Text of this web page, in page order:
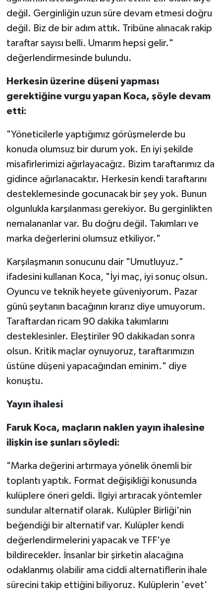
değil. Gerginliğin uzun süre devam etmesi doğru
değil. Biz de bir adım attık. Tribüne alınacak rakip
taraftar sayısı belli. Umarım hepsi gelir."
değerlendirmesinde bulundu.
Herkesin üzerine düşeni yapması
gerektiğine vurgu yapan Koca, şöyle devam
etti:
"Yöneticilerle yaptığımız görüşmelerde bu
konuda olumsuz bir durum yok. En iyi şekilde
misafirlerimizi ağırlayacağız. Bizim taraftarımız da
gidince ağırlanacaktır. Herkesin kendi taraftarını
desteklemesinde gocunacak bir şey yok. Bunun
olgunlukla karşılanması gerekiyor. Bu gerginlikten
nemalananlar var. Bu doğru değil. Takımları ve
marka değerlerini olumsuz etkiliyor."
Karşılaşmanın sonucunu dair "Umutluyuz."
ifadesini kullanan Koca, "İyi maç, iyi sonuç olsun.
Oyuncu ve teknik heyete güveniyorum. Pazar
günü şeytanın bacağının kırarız diye umuyorum.
Taraftardan ricam 90 dakika takımlarını
desteklesinler. Eleştiriler 90 dakikadan sonra
olsun. Kritik maçlar oynuyoruz, taraftarımızın
üstüne düşeni yapacağından eminim." diye
konuştu.
Yayın ihalesi
Faruk Koca, maçların naklen yayın ihalesine
ilişkin ise şunları söyledi:
"Marka değerini artırmaya yönelik önemli bir
toplantı yaptık. Format değişikliği konusunda
kulüplere öneri geldi. İlgiyi artıracak yöntemler
sundular alternatif olarak. Kulüpler Birliği'nin
beğendiği bir alternatif var. Kulüpler kendi
değerlendirmelerini yapacak ve TFF'ye
bildirecekler. İnsanlar bir şirketin alacağına
odaklanmış olabilir ama ciddi alternatiflerin ihale
sürecini takip ettiğini biliyoruz. Kulüplerin 'evet'
Motor Sporları
Su Sporları
Diğer Spor Dalları
Futbolcular